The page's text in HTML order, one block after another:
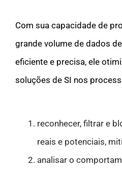
Com sua capacidade de
grande volume de dados
eficiente e precisa, ele
soluções de SI nos
reconhecer, filtrar e
reais e potenciais,
analisar o